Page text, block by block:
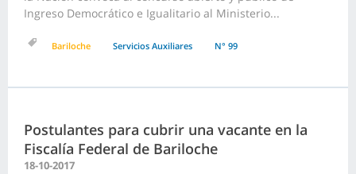
Ingreso Democrático e Igualitario al Ministerio...
Bariloche Servicios Auxiliares N° 99
Postulantes para cubrir una vacante en la
Fiscalía Federal de Bariloche
18-10-2017